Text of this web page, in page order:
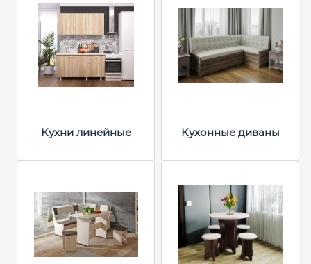
Кухни линейные Кухонные диваны